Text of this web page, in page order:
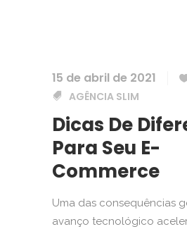
15 de abril de 2021
AGÊNCIA SLIM
Dicas De
Para Seu E-
Commerce
Uma das consequências
avanço tecnológico